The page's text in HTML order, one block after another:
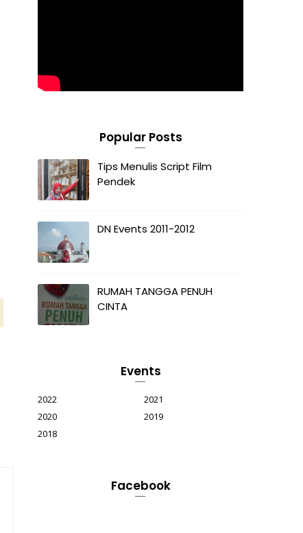
Popular Posts
Tips Menulis Script Film
Pendek
DN Events 2011-2012
RUMAH TANGGA PENUH
CINTA
Events
2022
2021
2020
2019
2018
Facebook